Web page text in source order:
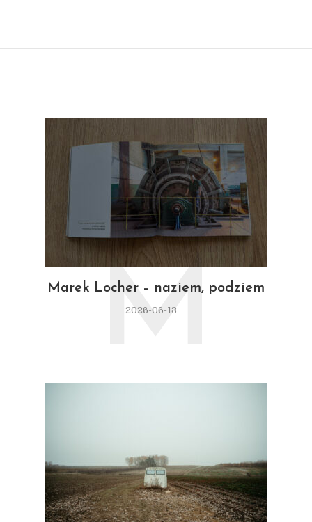
Marek Locher – naziem, podziem
2026-06-13
M